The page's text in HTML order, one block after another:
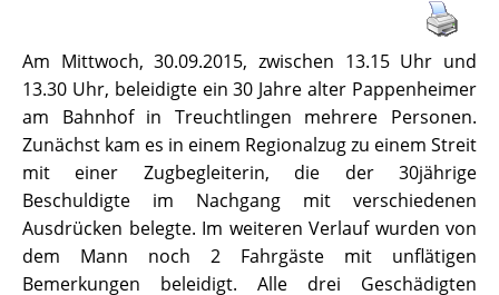
Am Mittwoch, 30.09.2015, zwischen 13.15 Uhr und
13.30 Uhr, beleidigte ein 30 Jahre alter Pappenheimer
am Bahnhof in Treuchtlingen mehrere Personen.
Zunächst kam es in einem Regionalzug zu einem Streit
mit einer Zugbegleiterin, die der 30jährige
Beschuldigte im Nachgang mit verschiedenen
Ausdrücken belegte. Im weiteren Verlauf wurden von
dem Mann noch 2 Fahrgäste mit unflätigen
Bemerkungen beleidigt. Alle drei Geschädigten